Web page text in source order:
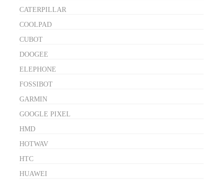
CATERPILLAR
COOLPAD
CUBOT
DOOGEE
ELEPHONE
FOSSIBOT
GARMIN
GOOGLE PIXEL
HMD
HOTWAV
HTC
HUAWEI